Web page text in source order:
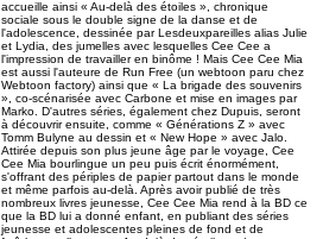
accueille ainsi « Au-delà des étoiles », chronique
sociale sous le double signe de la danse et de
l'adolescence, dessinée par Lesdeuxpareilles alias Julie
et Lydia, des jumelles avec lesquelles Cee Cee a
l'impression de travailler en binôme ! Mais Cee Cee Mia
est aussi l'auteure de Run Free (un webtoon paru chez
Webtoon factory) ainsi que « La brigade des souvenirs
», co-scénarisée avec Carbone et mise en images par
Marko. D'autres séries, également chez Dupuis, seront
à découvrir ensuite, comme « Générations Z » avec
Tomm Bulyne au dessin et « New Hope » avec Jalo.
Attirée depuis son plus jeune âge par le voyage, Cee
Cee Mia bourlingue un peu puis écrit énormément,
s'offrant des périples de papier partout dans le monde
et même parfois au-delà. Après avoir publié de très
nombreux livres jeunesse, Cee Cee Mia rend à la BD ce
que la BD lui a donné enfant, en publiant des séries
jeunesse et adolescentes pleines de fond et de